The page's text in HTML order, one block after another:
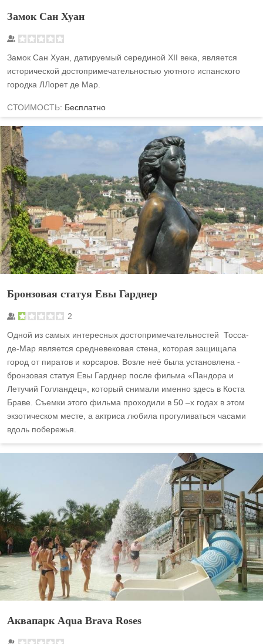
Замок Сан Хуан
Замок Сан Хуан, датируемый серединой XII века, является
исторической достопримечательностью уютного испанского
городка ЛЛорет де Мар.
СТОИМОСТЬ: Бесплатно
Бронзовая статуя Евы Гарднер
2
Одной из самых интересных достопримечательностей Тосса-
де-Мар является средневековая стена, которая защищала
город от пиратов и корсаров. Возле неё была установлена -
бронзовая статуя Евы Гарднер после фильма «Пандора и
Летучий Голландец», который снимали именно здесь в Коста
Браве. Съемки этого фильма проходили в 50 –х годах в этом
экзотическом месте, а актриса любила прогуливаться часами
вдоль побережья.
Аквапарк Aqua Brava Roses